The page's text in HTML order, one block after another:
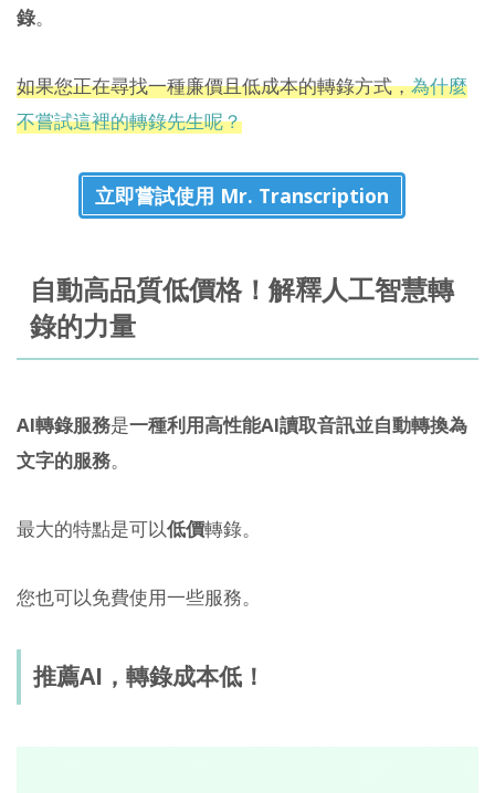
錄。
如果您正在尋找一種廉價且低成本的轉錄方式，為什麼
不嘗試這裡的轉錄先生呢？
立即嘗試使用 Mr. Transcription
自動高品質低價格！解釋人工智慧轉
錄的力量
AI轉錄服務是一種利用高性能AI讀取音訊並自動轉換為
文字的服務。
最大的特點是可以低價轉錄。
您也可以免費使用一些服務。
推薦AI，轉錄成本低！